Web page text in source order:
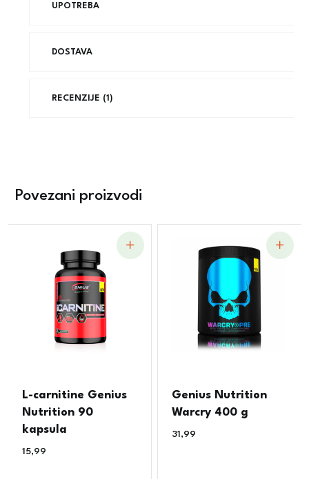
UPOTREBA
DOSTAVA
RECENZIJE (1)
Povezani proizvodi
L-carnitine Genius
Nutrition 90
kapsula
15,99
Genius Nutrition
Warcry 400 g
31,99